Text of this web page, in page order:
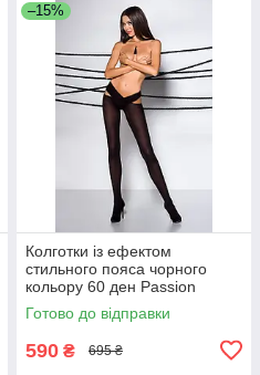
–15%
Колготки із ефектом
стильного пояса чорного
кольору 60 ден Passion
Tiopen модель 005 розмір 3/4
Кайф
Готово до відправки
590 ₴ 695 ₴